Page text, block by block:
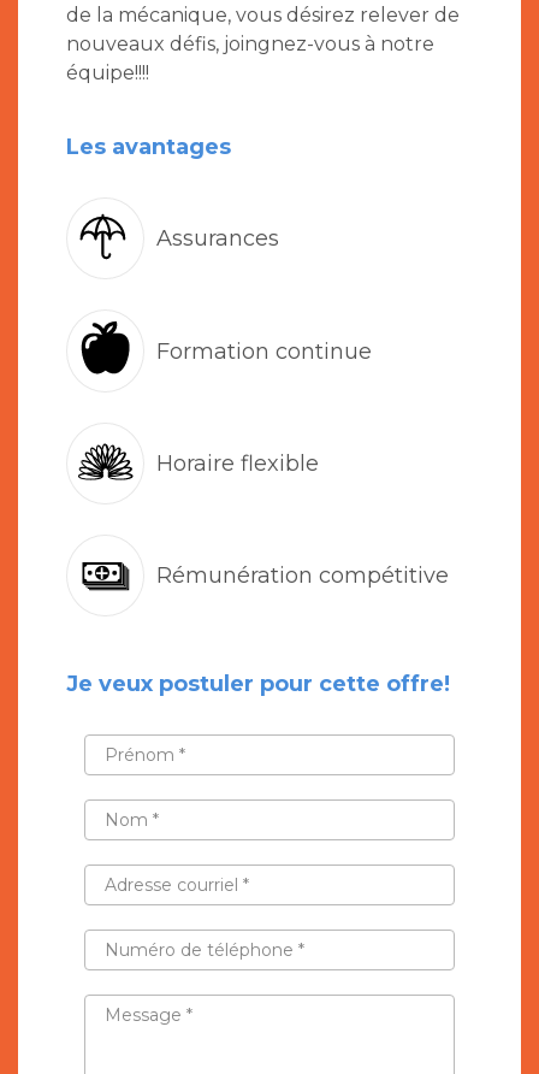
de la mécanique, vous désirez relever de
nouveaux défis, joingnez-vous à notre
équipe!!!!
Les avantages
Assurances
Formation continue
Horaire flexible
Rémunération compétitive
Je veux postuler pour cette offre!
PRÉNOM
NOM
ADRESSE
COURRIEL
*
NUMÉRO
TÉLÉPHONE
*MESSAGE